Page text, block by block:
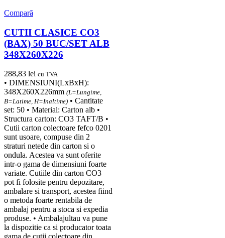
Compară
CUTII CLASICE CO3
(BAX) 50 BUC/SET ALB
348X260X226
288,83 lei cu TVA
• DIMENSIUNI(LxBxH):
348X260X226mm (L=Lungime,
B=Latime, H=Inaltime) • Cantitate
set: 50 • Material: Carton alb •
Structura carton: CO3 TAFT/B •
Cutii carton colectoare fefco 0201
sunt usoare, compuse din 2
straturi netede din carton si o
ondula. Acestea va sunt oferite
intr-o gama de dimensiuni foarte
variate. Cutiile din carton CO3
pot fi folosite pentru depozitare,
ambalare si transport, acestea fiind
o metoda foarte rentabila de
ambalaj pentru a stoca si expedia
produse. • Ambalajultau va pune
la dispozitie ca si producator toata